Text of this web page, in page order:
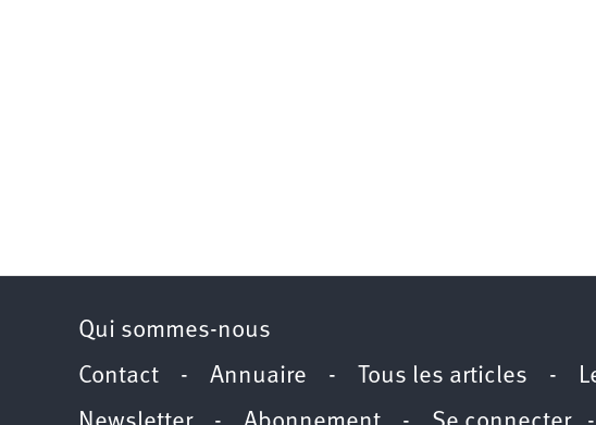
Qui sommes-nous
Contact - Annuaire - Tous les articles -